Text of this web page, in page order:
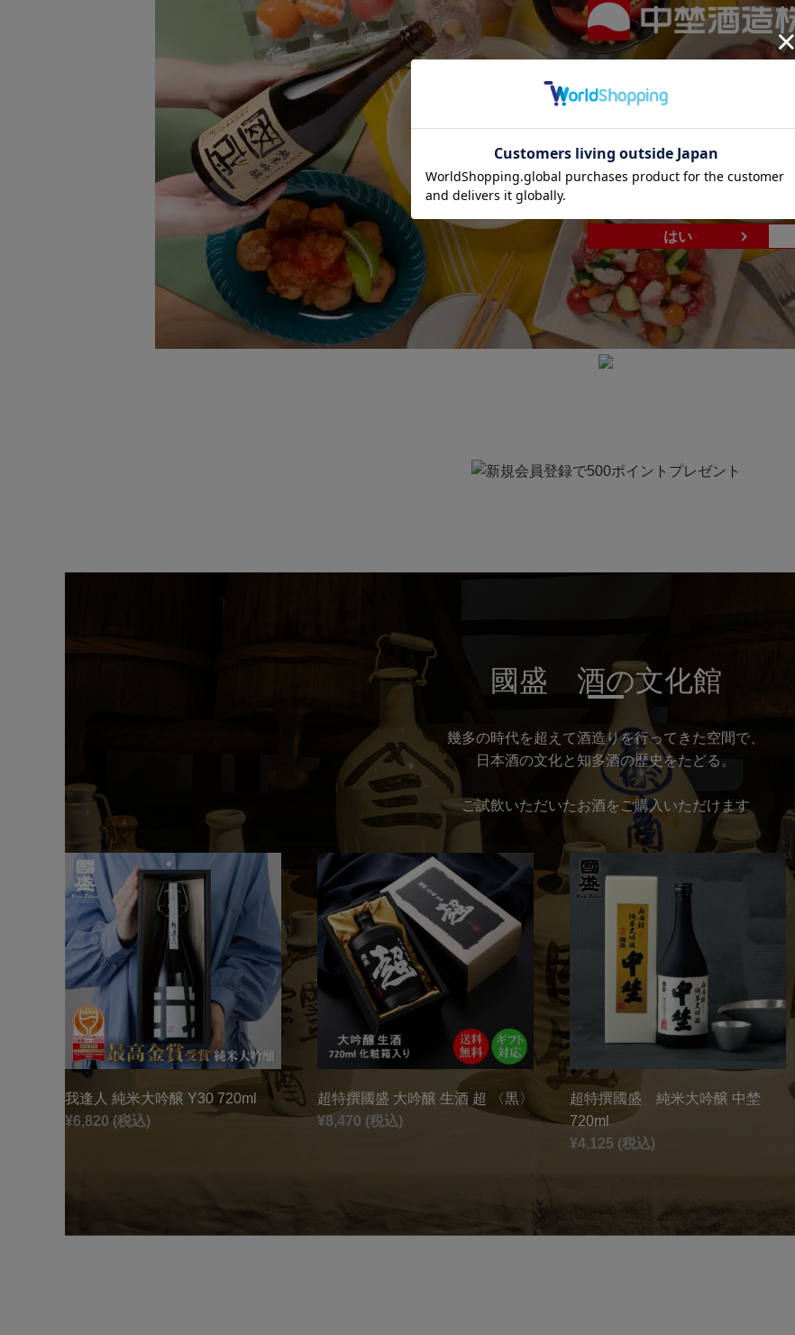
國盛 酒の文化館
幾多の時代を超えて酒造りを行ってきた空間で、
日本酒の文化と知多酒の歴史をたどる。
ご試飲いただいたお酒をご購入いただけます
我逢人 純米大吟醸 Y30 720ml
¥6,820 (税込)
超特撰國盛 大吟醸 生酒 超 〈黒〉
¥8,470 (税込)
超特撰國盛 純米大吟醸 中埜
720ml
¥4,125 (税込)
中埜酒造のウェブサ
20歳以上である必要が
あなたは20
はい